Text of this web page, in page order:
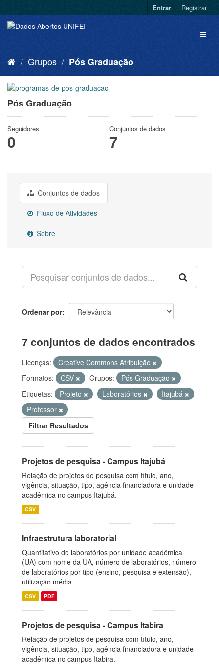
Entrar Registrar
Grupos Pós Graduação
Pós Graduação
Seguidores
0
Conjuntos de dados
7
Conjuntos de dados
Fluxo de Atividades
Sobre
Ordenar por
7 conjuntos de dados encontrados
Licenças:
Creative Commons Atribuição
Formatos:
CSV Grupos:
Pós Graduação
Etiquetas:
Projeto Laboratórios
Itajubá
Professor
Filtrar Resultados
Projetos de pesquisa - Campus Itajubá
Relação de projetos de pesquisa com título, ano,
vigência, situação, tipo, agência financiadora e unidade
acadêmica no campus Itajubá.
CSV
Infraestrutura laboratorial
Quantitativo de laboratórios por unidade acadêmica
(UA) com nome da UA, número de laboratórios, número
de laboratórios por tipo (ensino, pesquisa e extensão),
utilização média...
CSV PDF
Projetos de pesquisa - Campus Itabira
Relação de projetos de pesquisa com título, ano,
vigência, situação, tipo, agência financiadora e unidade
acadêmica no campus Itabira.